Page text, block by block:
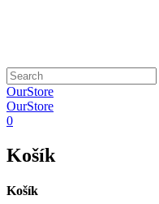
OurStore
OurStore
0
Košík
Košík